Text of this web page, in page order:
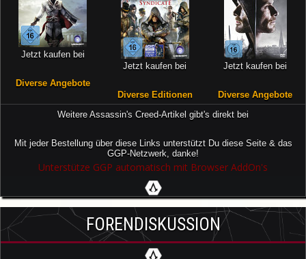
Jetzt kaufen bei
Diverse Angebote
Jetzt kaufen bei
Diverse Editionen
Jetzt kaufen bei
Diverse Angebote
Weitere Assassin's Creed-Artikel gibt's direkt bei
Mit jeder Bestellung über diese Links unterstützt Du diese Seite & das
GGP-Netzwerk, danke!
Unterstütze GGP automatisch mit Browser AddOn's
FORENDISKUSSION